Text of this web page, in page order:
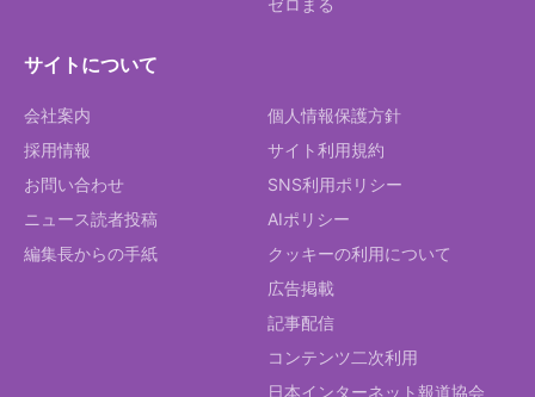
ゼロまる
サイトについて
会社案内
採用情報
お問い合わせ
ニュース読者投稿
編集長からの手紙
個人情報保護方針
サイト利用規約
SNS利用ポリシー
AIポリシー
クッキーの利用について
広告掲載
記事配信
コンテンツ二次利用
日本インターネット報道協会